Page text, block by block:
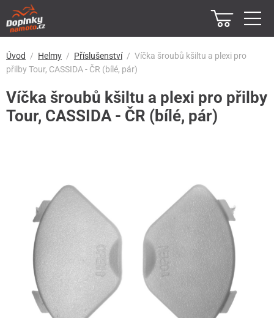
Úvod Helmy Příslušenství
Víčka šroubů kšiltu a plexi pro
přilby Tour, CASSIDA - ČR (bílé, pár)
Víčka šroubů kšiltu a plexi pro přilby
Tour, CASSIDA - ČR (bílé, pár)